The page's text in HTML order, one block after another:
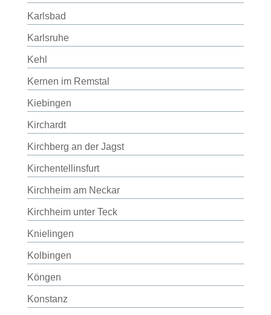
Karlsbad
Karlsruhe
Kehl
Kernen im Remstal
Kiebingen
Kirchardt
Kirchberg an der Jagst
Kirchentellinsfurt
Kirchheim am Neckar
Kirchheim unter Teck
Knielingen
Kolbingen
Köngen
Konstanz